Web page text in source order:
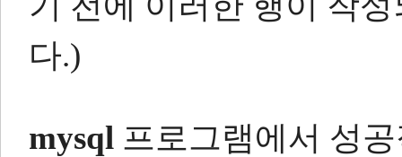
다.)
mysql 프로그램에서 성